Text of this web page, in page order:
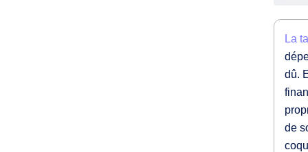
La
dû.
de